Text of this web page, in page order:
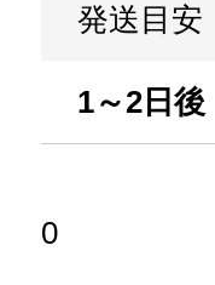
発送目安
1～2日後
0